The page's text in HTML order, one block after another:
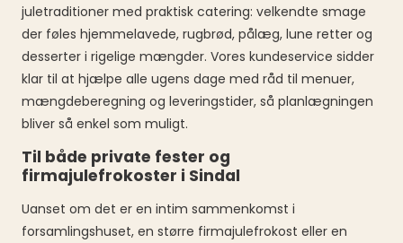
juletraditioner med praktisk catering: velkendte smage
der føles hjemmelavede, rugbrød, pålæg, lune retter og
desserter i rigelige mængder. Vores kundeservice sidder
klar til at hjælpe alle ugens dage med råd til menuer,
mængdeberegning og leveringstider, så planlægningen
bliver så enkel som muligt.
Til både private fester og
firmajulefrokoster i Sindal
Uanset om det er en intim sammenkomst i
forsamlingshuset, en større firmajulefrokost eller en